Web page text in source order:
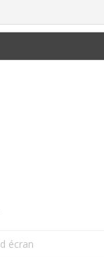
écran